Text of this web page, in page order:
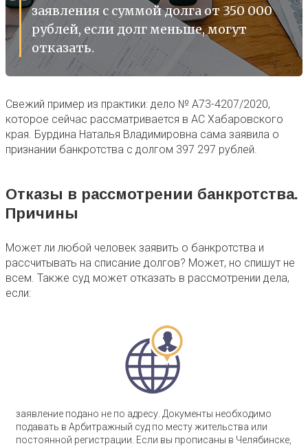
заявления с суммой долга от 350 000
рублей, если долг меньше, могут
отказать.
Свежий пример из практики: дело № А73-4207/2020,
которое сейчас рассматривается в АС Хабаровского
края. Бурдина Наталья Владимировна сама заявила о
признании банкротства с долгом 397 297 рублей.
Отказы в рассмотрении банкротства.
Причины
Может ли любой человек заявить о банкротства и
рассчитывать на списание долгов? Может, но спишут не
всем. Также суд может отказать в рассмотрении дела,
если:
заявление подано не по адресу. Документы необходимо
подавать в Арбитражный суд по месту жительства или
постоянной регистрации. Если вы прописаны в Челябинске,